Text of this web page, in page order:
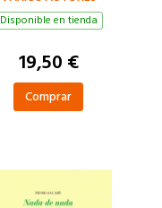
Disponible en tienda
19,50 €
Comprar